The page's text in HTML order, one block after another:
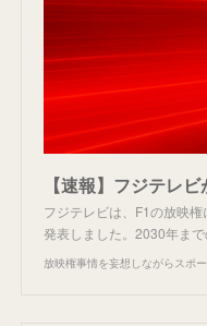
【速報】フジテレ
フジテレビは、F1の放映
発表しました。2030年ま
放映権事情を妄想しながらスポ